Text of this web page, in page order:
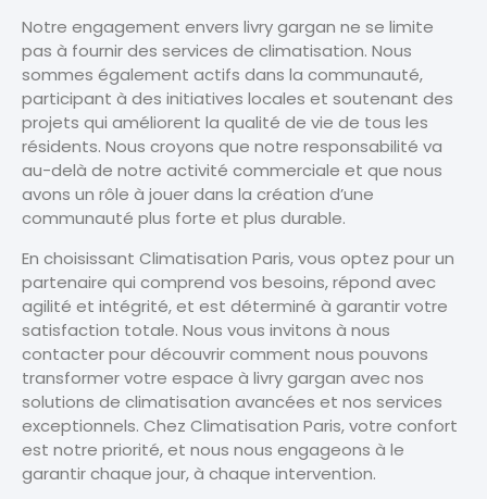
Notre engagement envers livry gargan ne se limite
pas à fournir des services de climatisation. Nous
sommes également actifs dans la communauté,
participant à des initiatives locales et soutenant des
projets qui améliorent la qualité de vie de tous les
résidents. Nous croyons que notre responsabilité va
au-delà de notre activité commerciale et que nous
avons un rôle à jouer dans la création d’une
communauté plus forte et plus durable.
En choisissant Climatisation Paris, vous optez pour un
partenaire qui comprend vos besoins, répond avec
agilité et intégrité, et est déterminé à garantir votre
satisfaction totale. Nous vous invitons à nous
contacter pour découvrir comment nous pouvons
transformer votre espace à livry gargan avec nos
solutions de climatisation avancées et nos services
exceptionnels. Chez Climatisation Paris, votre confort
est notre priorité, et nous nous engageons à le
garantir chaque jour, à chaque intervention.